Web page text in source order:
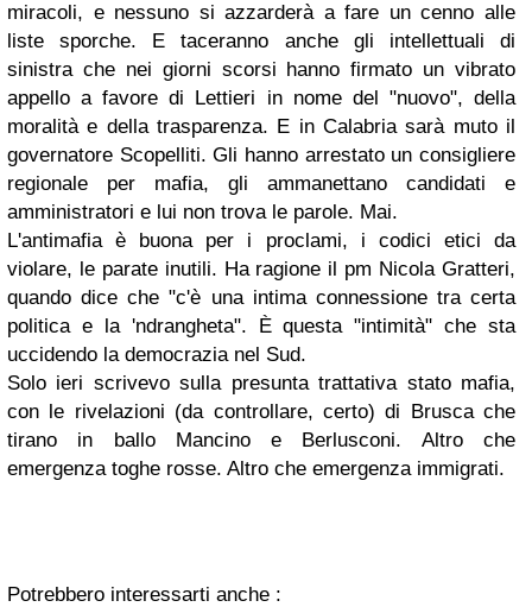
miracoli, e nessuno si azzarderà a fare un cenno alle
liste sporche. E taceranno anche gli intellettuali di
sinistra che nei giorni scorsi hanno firmato un vibrato
appello a favore di Lettieri in nome del "nuovo", della
moralità e della trasparenza. E in Calabriasarà muto il
governatore Scopelliti. Gli hanno arrestato un consigliere
regionale per mafia, gli ammanettano candidati e
amministratori e lui non trova le parole. Mai.
L'antimafia è buona per i proclami, i codici etici da
violare, le parate inutili. Ha ragione il pm Nicola Gratteri,
quando dice che "c'è una intima connessione tra certa
politica e la 'ndrangheta". È questa "intimità" che sta
uccidendo la democrazia nel Sud.
Solo ieri scrivevo sulla presunta trattativa stato mafia,
con le rivelazioni (da controllare, certo) di Brusca che
tirano in ballo Mancino e Berlusconi. Altro che
emergenza toghe rosse. Altro che emergenza immigrati.
Potrebbero interessarti anche :